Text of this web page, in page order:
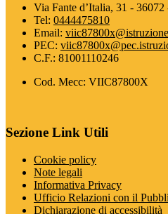
Via Fante d’Italia, 31 -
Tel: 0444475810
Email:
PEC:
C.F.: 81001110246
Cod. Mecc: VIIC87800X
Sezione Link Utili
Cookie policy
Note legali
Informativa Privacy
Ufficio Relazioni con il
Dichiarazione di accessibilità